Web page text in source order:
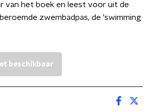
van het boek en leest voor uit de
zwembadpas, de 'swimming
beschikbaar